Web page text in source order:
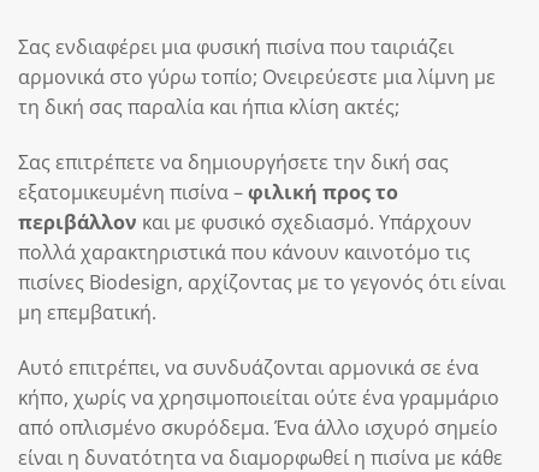
Σας ενδιαφέρει μια φυσική πισίνα που ταιριάζει
αρμονικά στο γύρω τοπίο; Ονειρεύεστε μια λίμνη με
τη δική σας παραλία και ήπια κλίση ακτές;
Σας επιτρέπετε να δημιουργήσετε την δική σας
εξατομικευμένη πισίνα –φιλική προς το
περιβάλλον και με φυσικό σχεδιασμό. Υπάρχουν
πολλά χαρακτηριστικά που κάνουν καινοτόμο τις
πισίνες Biodesign, αρχίζοντας με το γεγονός ότι είναι
μη επεμβατική.
Αυτό επιτρέπει, να συνδυάζονται αρμονικά σε ένα
κήπο, χωρίς να χρησιμοποιείται ούτε ένα γραμμάριο
από οπλισμένο σκυρόδεμα. Ένα άλλο ισχυρό σημείο
είναι η δυνατότητα να διαμορφωθεί η πισίνα με κάθε